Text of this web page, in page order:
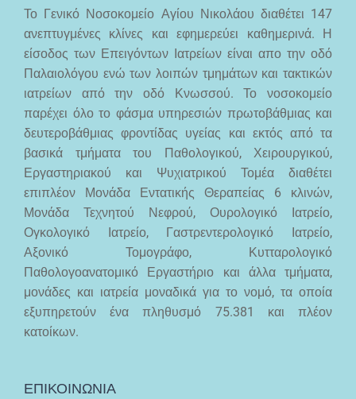
Το Γενικό Νοσοκομείο Αγίου Νικολάου διαθέτει 147
ανεπτυγμένες κλίνες και εφημερεύει καθημερινά. Η
είσοδος των Επειγόντων Ιατρείων είναι απο την οδό
Παλαιολόγου ενώ των λοιπών τμημάτων και τακτικών
ιατρείων από την οδό Κνωσσού. Το νοσοκομείο
παρέχει όλο το φάσμα υπηρεσιών πρωτοβάθμιας και
δευτεροβάθμιας φροντίδας υγείας και εκτός από τα
βασικά τμήματα του Παθολογικού, Χειρουργικού,
Εργαστηριακού και Ψυχιατρικού Τομέα διαθέτει
επιπλέον Μονάδα Εντατικής Θεραπείας 6 κλινών,
Μονάδα Τεχνητού Νεφρού, Ουρολογικό Ιατρείο,
Ογκολογικό Ιατρείο, Γαστρεντερολογικό Ιατρείο,
Αξονικό Τομογράφο, Κυτταρολογικό
Παθολογοανατομικό Εργαστήριο και άλλα τμήματα,
μονάδες και ιατρεία μοναδικά για το νομό, τα οποία
εξυπηρετούν ένα πληθυσμό 75.381 και πλέον
κατοίκων.
ΕΠΙΚΟΙΝΩΝΙΑ